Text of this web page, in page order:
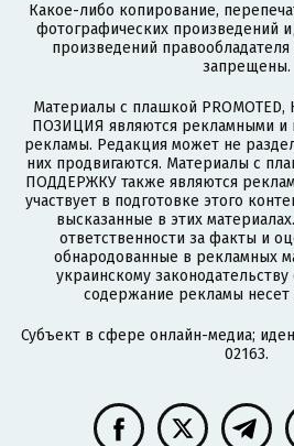
Какое-либо копирование,
фотографических произведений
произведений
запрещены.
Материалы с плашкой
ПОЗИЦИЯ являются рекламными и
рекламы. Редакция может не
них продвигаются. Материалы с
ПОДДЕРЖКУ также являются
участвует в подготовке этого
высказанные в этих
ответственности за факты и
обнародованные в рекламных
украинскому законодательству
содержание рекламы несет
Субъект в сфере онлайн-медиа;
02163.